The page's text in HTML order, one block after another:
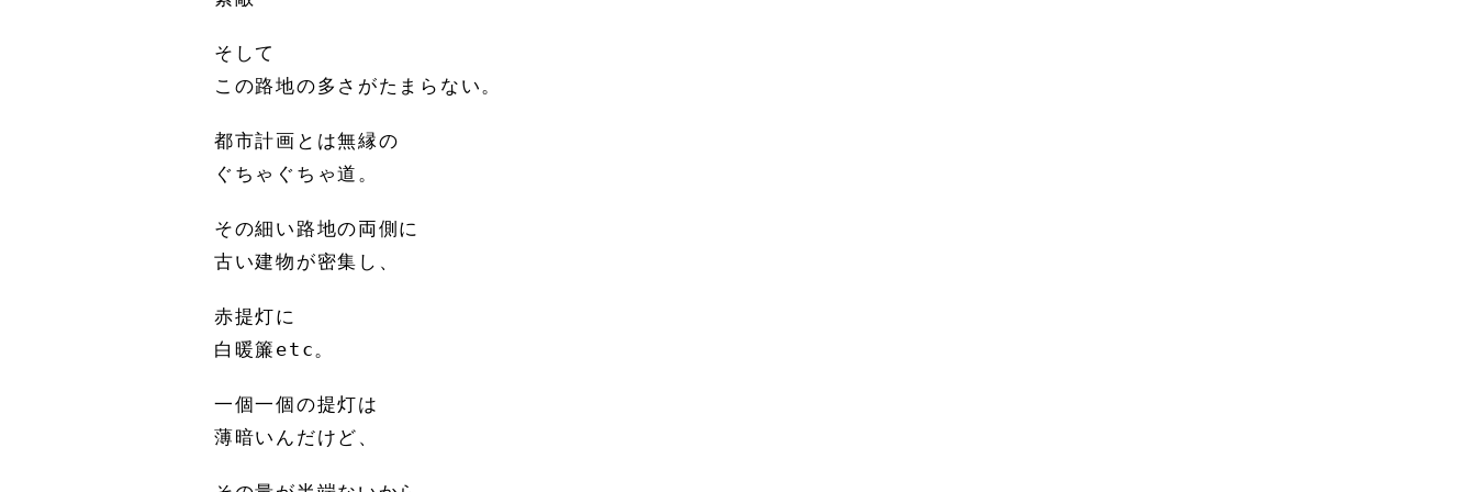
そして
この路地の多さがたまらない。
都市計画とは無縁の
ぐちゃぐちゃ道。
その細い路地の両側に
古い建物が密集し、
赤提灯に
白暖簾etc。
一個一個の提灯は
薄暗いんだけど、